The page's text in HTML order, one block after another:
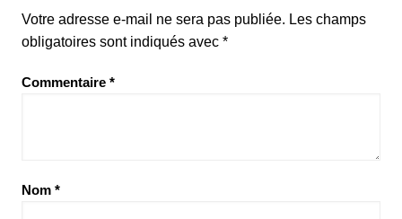
Votre adresse e-mail ne sera pas publiée. Les champs
obligatoires sont indiqués avec *
Commentaire *
Nom *